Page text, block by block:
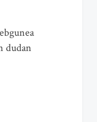
dudan